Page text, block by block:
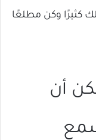
كثيرًا وكن مطلعًا
أن